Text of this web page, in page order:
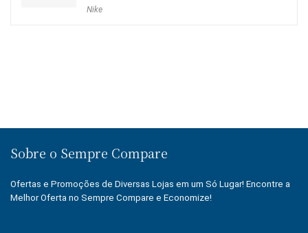
Nike
Sobre o Sempre Compare
Ofertas e Promoções de Diversas Lojas em um Só Lugar! Encontre a
Melhor Oferta no Sempre Compare e Economize!